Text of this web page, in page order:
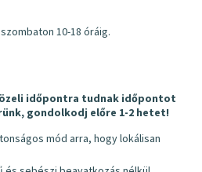
10-18 óráig.
időpontra tudnak időpontot
gondolkodj előre 1-2 hetet!
mód arra, hogy lokálisan